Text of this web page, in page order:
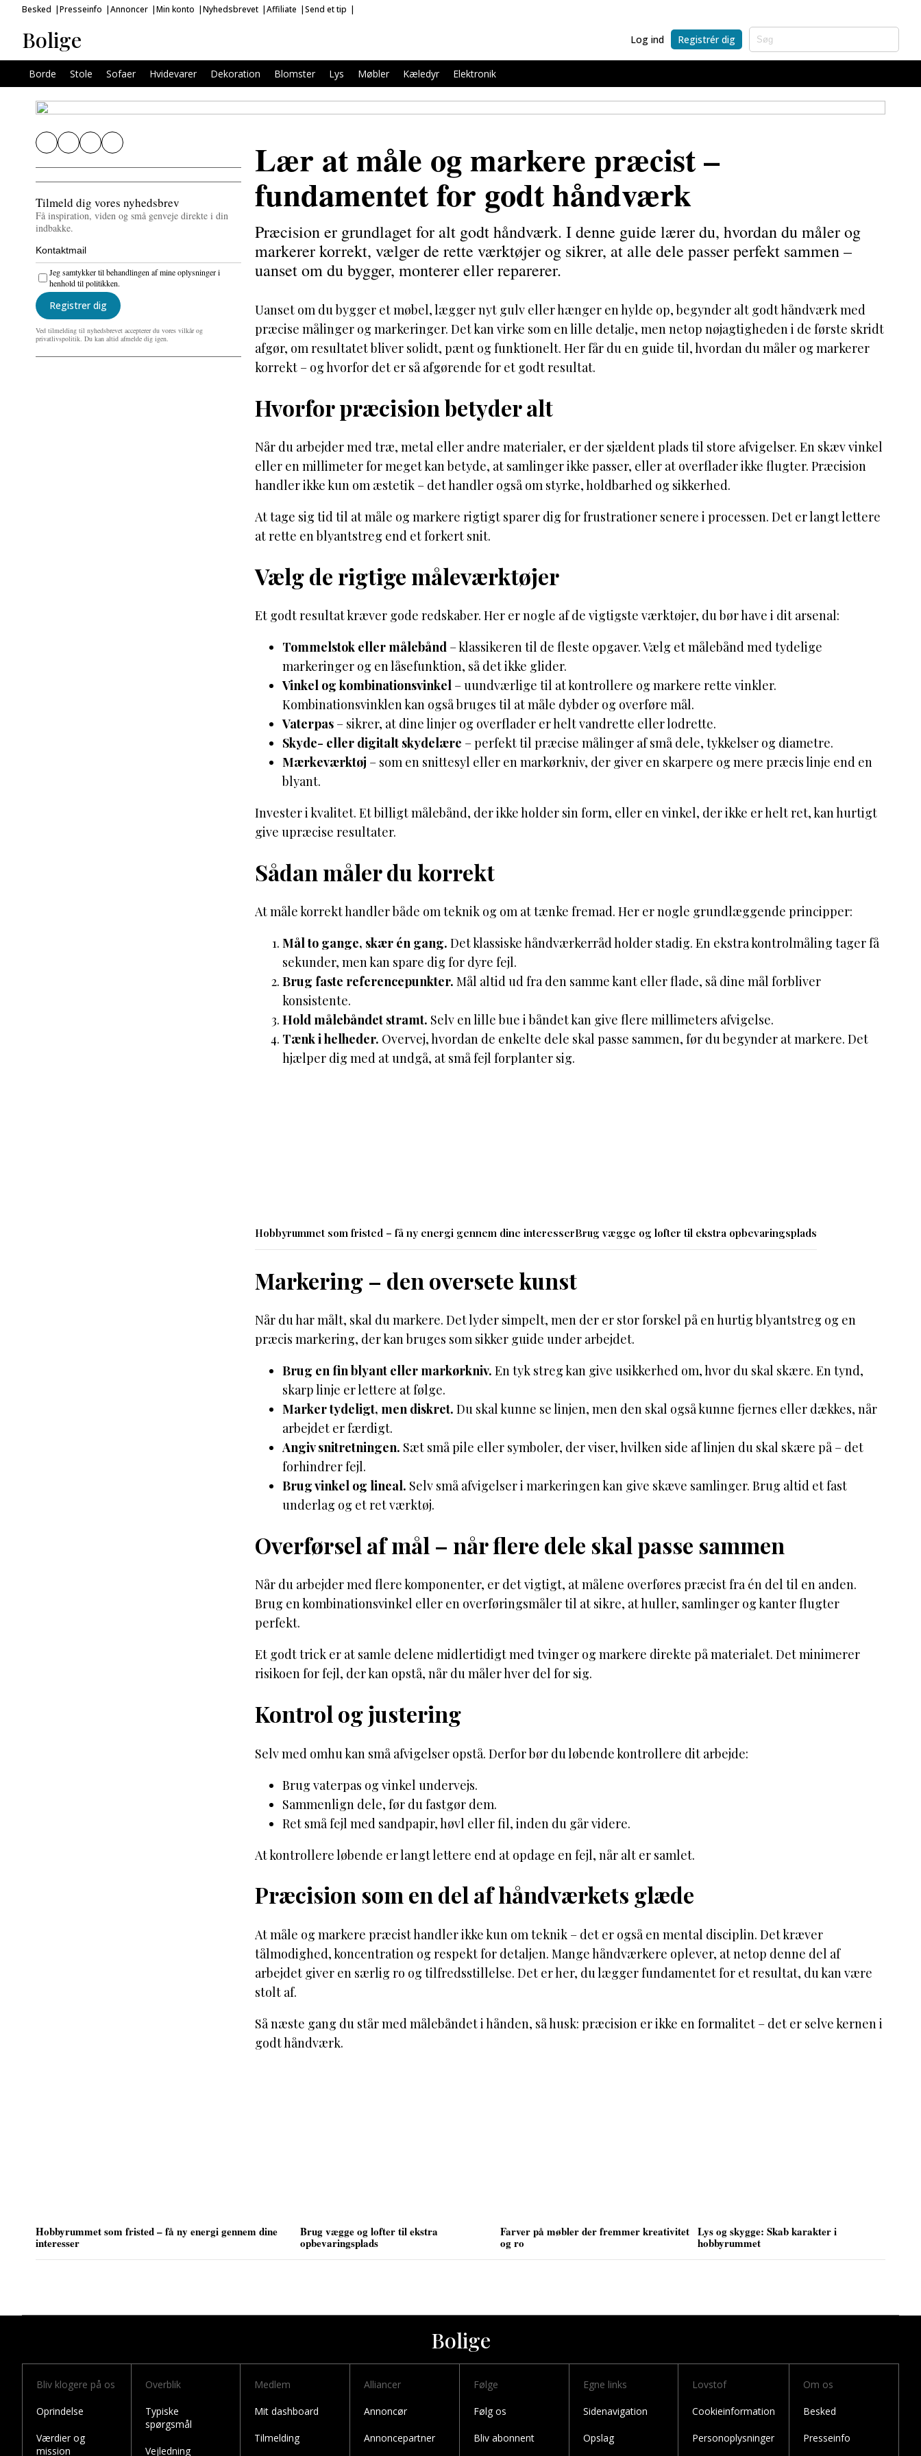
Besked Presseinfo Annoncer Min konto Nyhedsbrevet Affiliate Send et tip
Bolige Log ind Registrér dig
Borde Stole Sofaer Hvidevarer Dekoration Blomster Lys Møbler Kæledyr Elektronik
Lær at måle og markere præcist –
fundamentet for godt håndværk
Præcision er grundlaget for alt godt håndværk. I denne guide lærer du, hvordan du måler og
markerer korrekt, vælger de rette værktøjer og sikrer, at alle dele passer perfekt sammen –
uanset om du bygger, monterer eller reparerer.
Uanset om du bygger et møbel, lægger nyt gulv eller hænger en hylde op, begynder alt godt håndværk med
præcise målinger og markeringer. Det kan virke som en lille detalje, men netop nøjagtigheden i de første skridt
afgør, om resultatet bliver solidt, pænt og funktionelt. Her får du en guide til, hvordan du måler og markerer
korrekt – og hvorfor det er så afgørende for et godt resultat.
Hvorfor præcision betyder alt
Når du arbejder med træ, metal eller andre materialer, er der sjældent plads til store afvigelser. En skæv vinkel
eller en millimeter for meget kan betyde, at samlinger ikke passer, eller at overflader ikke flugter. Præcision
handler ikke kun om æstetik – det handler også om styrke, holdbarhed og sikkerhed.
At tage sig tid til at måle og markere rigtigt sparer dig for frustrationer senere i processen. Det er langt lettere
at rette en blyantstreg end et forkert snit.
Vælg de rigtige måleværktøjer
Et godt resultat kræver gode redskaber. Her er nogle af de vigtigste værktøjer, du bør have i dit arsenal:
Tommelstok eller målebånd – klassikeren til de fleste opgaver. Vælg et målebånd med tydelige
markeringer og en låsefunktion, så det ikke glider.
Vinkel og kombinationsvinkel – uundværlige til at kontrollere og markere rette vinkler.
Kombinationsvinklen kan også bruges til at måle dybder og overføre mål.
Vaterpas – sikrer, at dine linjer og overflader er helt vandrette eller lodrette.
Skyde- eller digitalt skydelære – perfekt til præcise målinger af små dele, tykkelser og diametre.
Mærkeværktøj – som en snittesyl eller en markørkniv, der giver en skarpere og mere præcis linje end en
blyant.
Invester i kvalitet. Et billigt målebånd, der ikke holder sin form, eller en vinkel, der ikke er helt ret, kan hurtigt
give upræcise resultater.
Sådan måler du korrekt
At måle korrekt handler både om teknik og om at tænke fremad. Her er nogle grundlæggende principper:
Mål to gange, skær én gang. Det klassiske håndværkerråd holder stadig. En ekstra kontrolmåling tager få
sekunder, men kan spare dig for dyre fejl.
Brug faste referencepunkter. Mål altid ud fra den samme kant eller flade, så dine mål forbliver
konsistente.
Hold målebåndet stramt. Selv en lille bue i båndet kan give flere millimeters afvigelse.
Tænk i helheder. Overvej, hvordan de enkelte dele skal passe sammen, før du begynder at markere. Det
hjælper dig med at undgå, at små fejl forplanter sig.
Hobbyrummet som fristed – få ny energi gennem dine interesserBrug vægge og lofter til ekstra opbevaringsplads
Markering – den oversete kunst
Når du har målt, skal du markere. Det lyder simpelt, men der er stor forskel på en hurtig blyantstreg og en
præcis markering, der kan bruges som sikker guide under arbejdet.
Brug en fin blyant eller markørkniv. En tyk streg kan give usikkerhed om, hvor du skal skære. En tynd,
skarp linje er lettere at følge.
Marker tydeligt, men diskret. Du skal kunne se linjen, men den skal også kunne fjernes eller dækkes, når
arbejdet er færdigt.
Angiv snitretningen. Sæt små pile eller symboler, der viser, hvilken side af linjen du skal skære på – det
forhindrer fejl.
Brug vinkel og lineal. Selv små afvigelser i markeringen kan give skæve samlinger. Brug altid et fast
underlag og et ret værktøj.
Overførsel af mål – når flere dele skal passe sammen
Når du arbejder med flere komponenter, er det vigtigt, at målene overføres præcist fra én del til en anden.
Brug en kombinationsvinkel eller en overføringsmåler til at sikre, at huller, samlinger og kanter flugter
perfekt.
Et godt trick er at samle delene midlertidigt med tvinger og markere direkte på materialet. Det minimerer
risikoen for fejl, der kan opstå, når du måler hver del for sig.
Kontrol og justering
Selv med omhu kan små afvigelser opstå. Derfor bør du løbende kontrollere dit arbejde:
Brug vaterpas og vinkel undervejs.
Sammenlign dele, før du fastgør dem.
Ret små fejl med sandpapir, høvl eller fil, inden du går videre.
At kontrollere løbende er langt lettere end at opdage en fejl, når alt er samlet.
Præcision som en del af håndværkets glæde
At måle og markere præcist handler ikke kun om teknik – det er også en mental disciplin. Det kræver
tålmodighed, koncentration og respekt for detaljen. Mange håndværkere oplever, at netop denne del af
arbejdet giver en særlig ro og tilfredsstillelse. Det er her, du lægger fundamentet for et resultat, du kan være
stolt af.
Så næste gang du står med målebåndet i hånden, så husk: præcision er ikke en formalitet – det er selve kernen i
godt håndværk.
Hobbyrummet som fristed – få ny energi gennem dine
interesser
Brug vægge og lofter til ekstra
opbevaringsplads
Farver på møbler der fremmer kreativitet
og ro
Lys og skygge: Skab karakter i
hobbyrummet
Tilmeld dig vores nyhedsbrev
Få inspiration, viden og små genveje direkte i din
indbakke.
Registrer dig
Jeg samtykker til behandlingen af mine oplysninger i
henhold til politikken.
Ved tilmelding til nyhedsbrevet accepterer du vores vilkår og
privatlivspolitik. Du kan altid afmelde dig igen.
Bolige
Om os
Besked
Presseinfo
Bliv klogere på os
Oprindelse
Værdier og
mission
Overblik
Typiske
spørgsmål
Vejledning
Medlem
Mit dashboard
Tilmelding
Alliancer
Annoncør
Annoncepartner
Følge
Følg os
Bliv abonnent
Egne links
Sidenavigation
Opslag
Lovstof
Cookieinformation
Personoplysninger